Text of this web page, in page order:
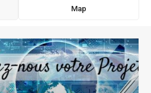
Map